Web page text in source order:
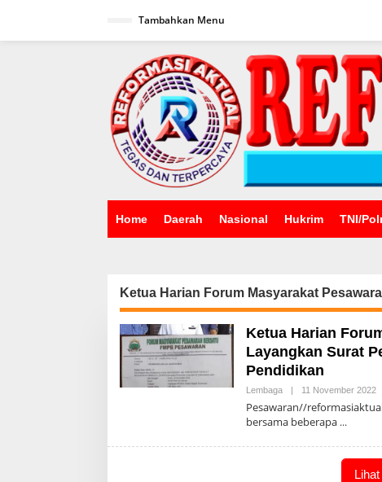
Tambahkan Menu
Home Daerah Nasional Hukrim TNI/
Ketua Harian Forum Masyarakat
Ketua Harian
Layangkan Surat
Pendidikan
Lembaga | 11 November 2022
Pesawaran//
bersama beberapa